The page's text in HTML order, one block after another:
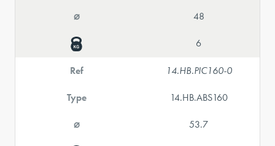
⌀ 48
6
Ref 14.HB.PIC160-0
Type 14.HB.ABS160
⌀ 53.7